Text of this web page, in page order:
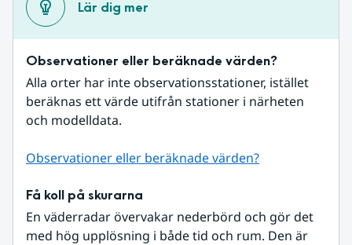
Lär dig mer
Observationer eller beräknade värden?
Alla orter har inte observationsstationer, istället
beräknas ett värde utifrån stationer i närheten
och modelldata.
Observationer eller beräknade värden?
Få koll på skurarna
En väderradar övervakar nederbörd och gör det
med hög upplösning i både tid och rum. Den är